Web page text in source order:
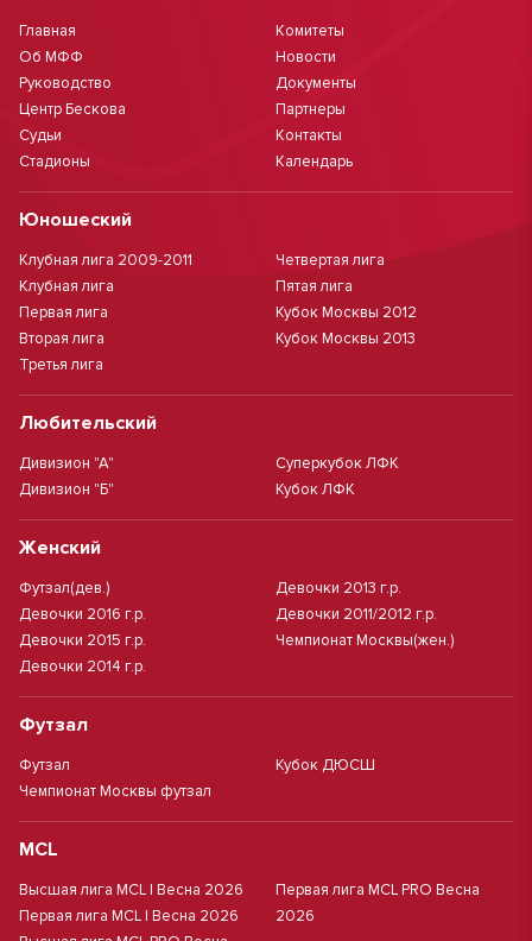
Главная
Об МФФ
Руководство
Центр Бескова
Судьи
Стадионы
Комитеты
Новости
Документы
Партнеры
Контакты
Календарь
Юношеский
Клубная лига 2009-2011
Клубная лига
Первая лига
Вторая лига
Третья лига
Четвертая лига
Пятая лига
Кубок Москвы 2012
Кубок Москвы 2013
Любительский
Дивизион "А"
Дивизион "Б"
Суперкубок ЛФК
Кубок ЛФК
Женский
Футзал(дев.)
Девочки 2016 г.р.
Девочки 2015 г.р.
Девочки 2014 г.р.
Девочки 2013 г.р.
Девочки 2011/2012 г.р.
Чемпионат Москвы(жен.)
Футзал
Футзал
Чемпионат Москвы футзал
Кубок ДЮСШ
MCL
Высшая лига MCL | Весна 2026
Первая лига MCL | Весна 2026
Первая лига MCL PRO Весна
2026